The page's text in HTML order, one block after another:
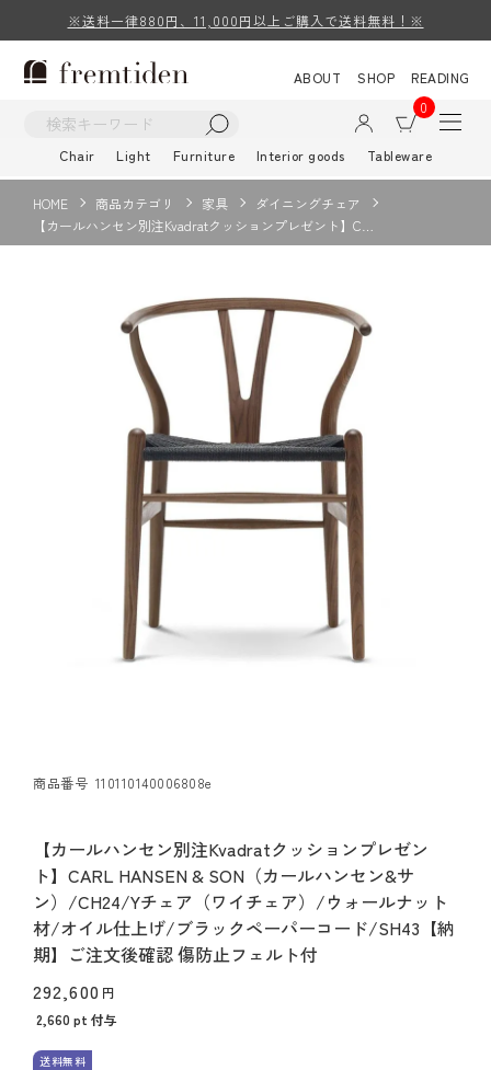
※送料一律880円、11,000円以上ご購入で送料無料！※
ABOUT SHOP
READING
0
Chair Light Furniture Interior goods Tableware
HOME 商品カテゴリ 家具
ダイニングチェア
【カールハンセン別注Kvadratクッションプレゼント】C…
商品番号 110110140006808e
【カールハンセン別注Kvadratクッションプレゼン
ト】CARL HANSEN & SON（カールハンセン&サ
ン）/CH24/Yチェア（ワイチェア）/ウォールナット
材/オイル仕上げ/ブラックペーパーコード/SH43【納
期】ご注文後確認 傷防止フェルト付
292,600
2,660 pt 付与
送料無料